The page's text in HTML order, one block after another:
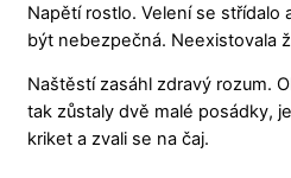
Napětí rostlo. Velení se střídalo
být nebezpečná. Neexistovala
Naštěstí zasáhl zdravý rozum.
tak zůstaly dvě malé posádky,
kriket a zvali se na čaj.